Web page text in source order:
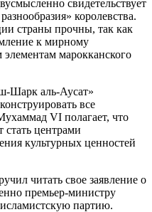
свидетельствует
королевства.
страны прочны, так как
к мирному
марокканского
Шарк аль-Аусат»
все
VI полагает, что
стать центрами
культурных ценностей
читать свое заявление о
премьер-министру
партию.